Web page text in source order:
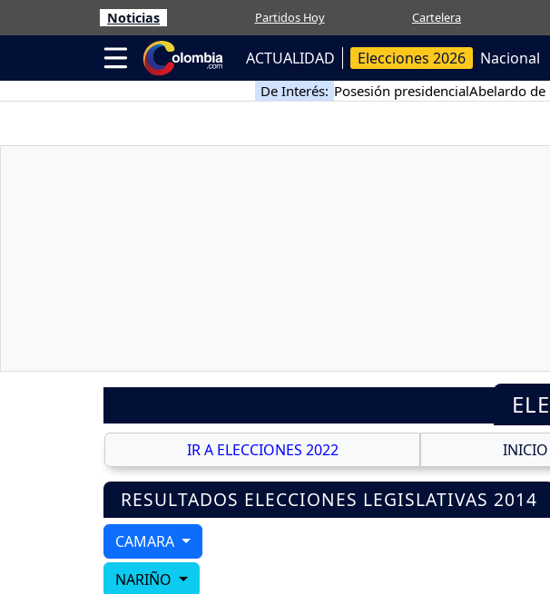
Noticias Partidos Hoy Cartelera
ACTUALIDAD Elecciones 2026 Nacional
De Interés: Posesión presidencialAbelardo de
IR A ELECCIONES 2022 INICIO
RESULTADOS ELECCIONES LEGISLATIVAS 2014
CAMARA
NARIÑO